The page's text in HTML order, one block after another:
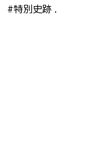
別史跡 .